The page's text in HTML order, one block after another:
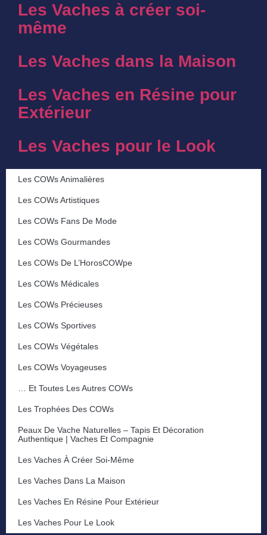
Les Vaches à créer soi-
même
Les Vaches dans la Maison
Les Vaches en Résine pour
Extérieur
Les Vaches pour le Look
Les COWs Animalières
Les COWs Artistiques
Les COWs Fans De Mode
Les COWs Gourmandes
Les COWs De L’HorosCOWpe
Les COWs Médicales
Les COWs Précieuses
Les COWs Sportives
Les COWs Végétales
Les COWs Voyageuses
… Et Toutes Les Autres COWs
Les Trophées Des COWs
Peaux De Vache Naturelles – Tapis Et Décoration
Authentique | Vaches Et Compagnie
Les Vaches À Créer Soi-Même
Les Vaches Dans La Maison
Les Vaches En Résine Pour Extérieur
Les Vaches Pour Le Look